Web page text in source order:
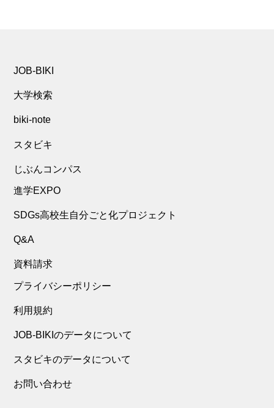
JOB-BIKI
大学検索
biki-note
スタビキ
じぶんコンパス
進学EXPO
SDGs高校生自分ごと化プロジェクト
Q&A
資料請求
プライバシーポリシー
利用規約
JOB-BIKIのデータについて
スタビキのデータについて
お問い合わせ